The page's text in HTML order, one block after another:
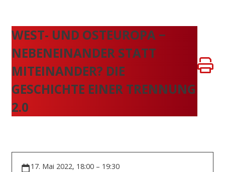
WEST- UND OSTEUROPA −
NEBENEINANDER STATT
MITEINANDER? DIE
GESCHICHTE EINER TRENNUNG
2.0
17. Mai 2022, 18:00 – 19:30